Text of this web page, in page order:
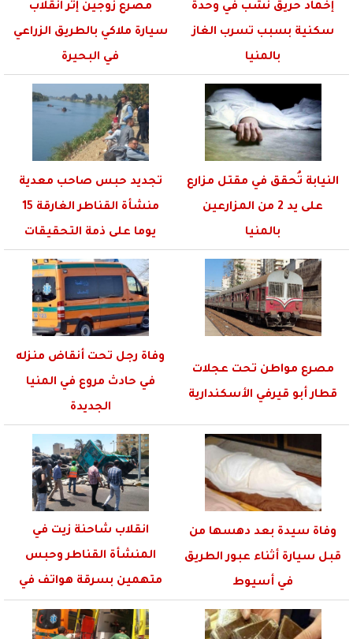
إخماد حريق نشب في وحدة
سكنية بسبب تسرب الغاز
بالمنيا
مصرع زوجين إثر انقلاب
سيارة ملاكي بالطريق الزراعي
في البحيرة
النيابة تُحقق في مقتل مزارع
على يد 2 من المزارعين
بالمنيا
تجديد حبس صاحب معدية
منشأة القناطر الغارقة 15
يوما على ذمة التحقيقات
مصرع مواطن تحت عجلات
قطار أبو قيرفي الأسكندارية
وفاة رجل تحت أنقاض منزله
في حادث مروع في المنيا
الجديدة
وفاة سيدة بعد دهسها من
قبل سيارة أثناء عبور الطريق
في أسيوط
انقلاب شاحنة زيت في
المنشأة القناطر وحبس
متهمين بسرقة هواتف في
القاهرة